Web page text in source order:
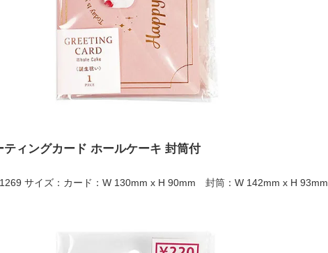
ティングカード ホールケーキ 封筒付
サイズ：カード：W 130mm x H 90mm 封筒：W 142mm x H 93mm